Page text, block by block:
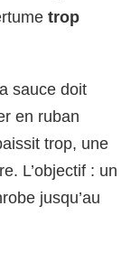
trop
sauce doit
en ruban
trop, une
L’objectif : un
jusqu’au